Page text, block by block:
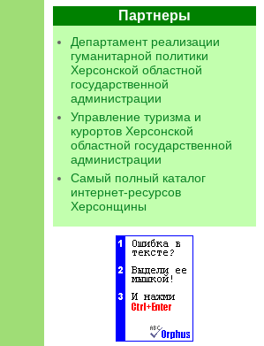
Партнеры
Департамент реализации
гуманитарной политики
Херсонской областной
государственной
администрации
Управление туризма и
курортов Херсонской
областной государственной
администрации
Самый полный каталог
интернет-ресурсов
Херсонщины